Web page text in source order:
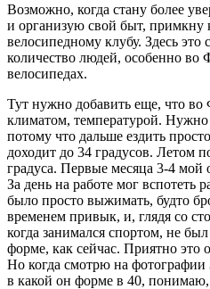
Возможно, когда стану более
и организую свой быт, примкну
велосипедному клубу. Здесь это
количество людей, особенно во
велосипедах.
Тут нужно добавить еще, что во
климатом, температурой. Нужно
потому что дальше ездить
доходит до 34 градусов. Летом
градуса. Первые месяца 3-4 мой
За день на работе мог вспотеть
было просто выжимать, будто
временем привык, и, глядя со
когда занимался спортом, не
форме, как сейчас. Приятно это
Но когда смотрю на
в какой он форме в 40, понимаю,